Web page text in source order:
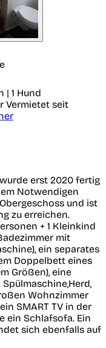
| 1 Hund
Vermietet seit
erst 2020 fertig
Notwendigen
und ist
zu erreichen.
+ 1 Kleinkind
mit
ein separates
Doppelbett eines
Größen), eine
Wohnzimmer
SMART TV in der
ein Schlafsofa. Ein
sich ebenfalls auf